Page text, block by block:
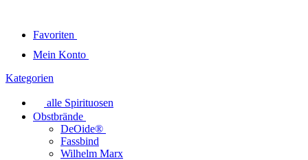
Favoriten
Mein Konto
Kategorien
alle Spirituosen
Obstbrände
DeOide®
Fassbind
Wilhelm Marx